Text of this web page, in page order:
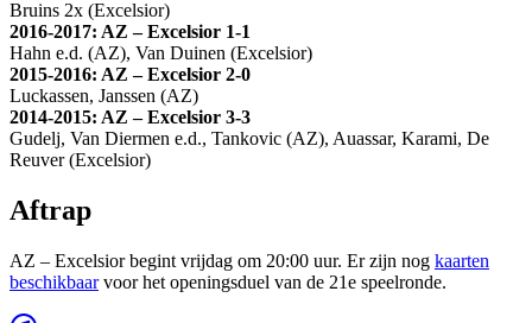
Bruins 2x (Excelsior)
2016-2017: AZ – Excelsior 1-1
Hahn e.d. (AZ), Van Duinen (Excelsior)
2015-2016: AZ – Excelsior 2-0
Luckassen, Janssen (AZ)
2014-2015: AZ – Excelsior 3-3
Gudelj, Van Diermen e.d., Tankovic (AZ), Auassar, Karami, De
Reuver (Excelsior)
Aftrap
AZ – Excelsior begint vrijdag om 20:00 uur. Er zijn nog kaarten
beschikbaarvoor het openingsduel van de 21e speelronde.